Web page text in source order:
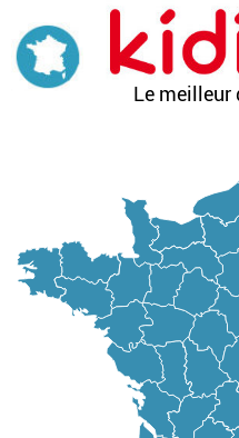
contenu
principal
Le meilleur